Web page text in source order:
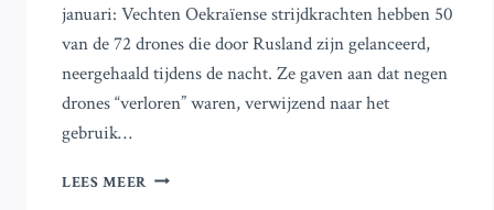
januari: Vechten Oekraïense strijdkrachten hebben 50
van de 72 drones die door Rusland zijn gelanceerd,
neergehaald tijdens de nacht. Ze gaven aan dat negen
drones “verloren” waren, verwijzend naar het
gebruik…
LEES MEER RUSLAND-